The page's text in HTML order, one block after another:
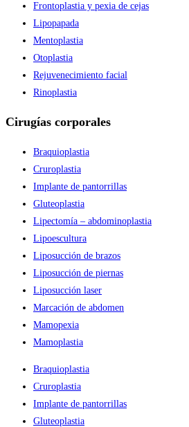
Frontoplastia y pexia de cejas
Lipopapada
Mentoplastia
Otoplastia
Rejuvenecimiento facial
Rinoplastia
Cirugías corporales
Braquioplastia
Cruroplastia
Implante de pantorrillas
Gluteoplastia
Lipectomía – abdominoplastia
Lipoescultura
Liposucción de brazos
Liposucción de piernas
Liposucción laser
Marcación de abdomen
Mamopexia
Mamoplastia
Braquioplastia
Cruroplastia
Implante de pantorrillas
Gluteoplastia